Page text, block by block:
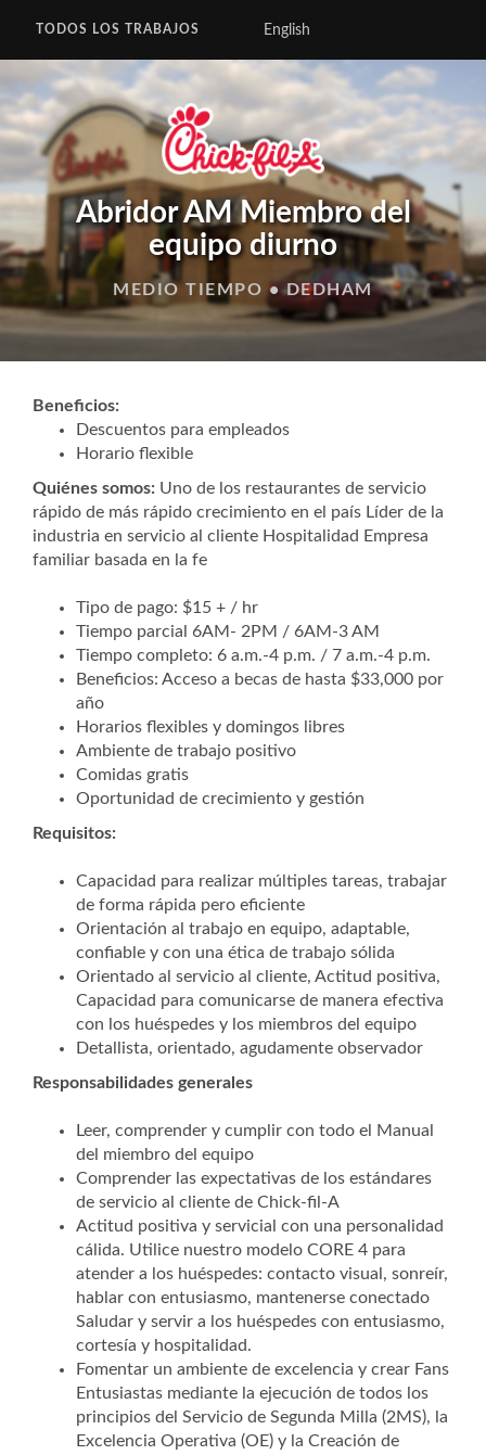
TODOS LOS TRABAJOS English
Abridor AM Miembro del
equipo diurno
MEDIO TIEMPO • DEDHAM
Beneficios:
Descuentos para empleados
Horario flexible
Quiénes somos: Uno de los restaurantes de servicio
rápido de más rápido crecimiento en el país Líder de la
industria en servicio al cliente Hospitalidad Empresa
familiar basada en la fe
Tipo de pago: $15 + / hr
Tiempo parcial 6AM- 2PM / 6AM-3 AM
Tiempo completo: 6 a.m.-4 p.m. / 7 a.m.-4 p.m.
Beneficios: Acceso a becas de hasta $33,000 por
año
Horarios flexibles y domingos libres
Ambiente de trabajo positivo
Comidas gratis
Oportunidad de crecimiento y gestión
Requisitos:
Capacidad para realizar múltiples tareas, trabajar
de forma rápida pero eficiente
Orientación al trabajo en equipo, adaptable,
confiable y con una ética de trabajo sólida
Orientado al servicio al cliente, Actitud positiva,
Capacidad para comunicarse de manera efectiva
con los huéspedes y los miembros del equipo
Detallista, orientado, agudamente observador
Responsabilidades generales
Leer, comprender y cumplir con todo el Manual
del miembro del equipo
Comprender las expectativas de los estándares
de servicio al cliente de Chick-fil-A
Actitud positiva y servicial con una personalidad
cálida. Utilice nuestro modelo CORE 4 para
atender a los huéspedes: contacto visual, sonreír,
hablar con entusiasmo, mantenerse conectado
Saludar y servir a los huéspedes con entusiasmo,
cortesía y hospitalidad.
Fomentar un ambiente de excelencia y crear Fans
Entusiastas mediante la ejecución de todos los
principios del Servicio de Segunda Milla (2MS), la
Excelencia Operativa (OE) y la Creación de